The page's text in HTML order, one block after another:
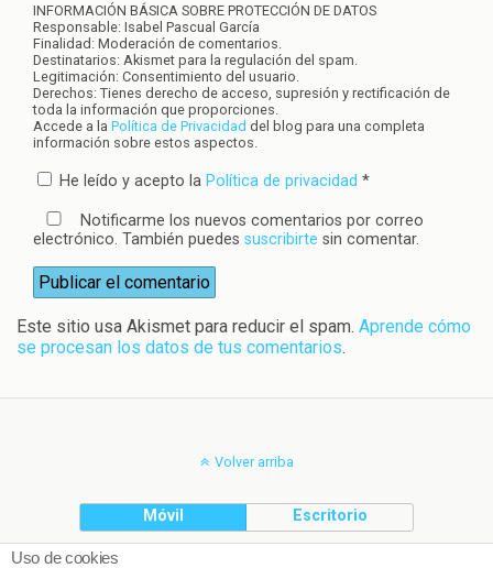
INFORMACIÓN BÁSICA SOBRE PROTECCIÓN DE DATOS
Responsable: Isabel Pascual García
Finalidad: Moderación de comentarios.
Destinatarios: Akismet para la regulación del spam.
Legitimación: Consentimiento del usuario.
Derechos: Tienes derecho de acceso, supresión y rectificación de
toda la información que proporciones.
Accede a la Política de Privacidad del blog para una completa
información sobre estos aspectos.
He leído y acepto la Política de privacidad *
Notificarme los nuevos comentarios por correo
electrónico. También puedes suscribirte sin comentar.
Este sitio usa Akismet para reducir el spam. Aprende cómo
se procesan los datos de tus comentarios.
Volver arriba
Móvil Escritorio
Uso de cookies